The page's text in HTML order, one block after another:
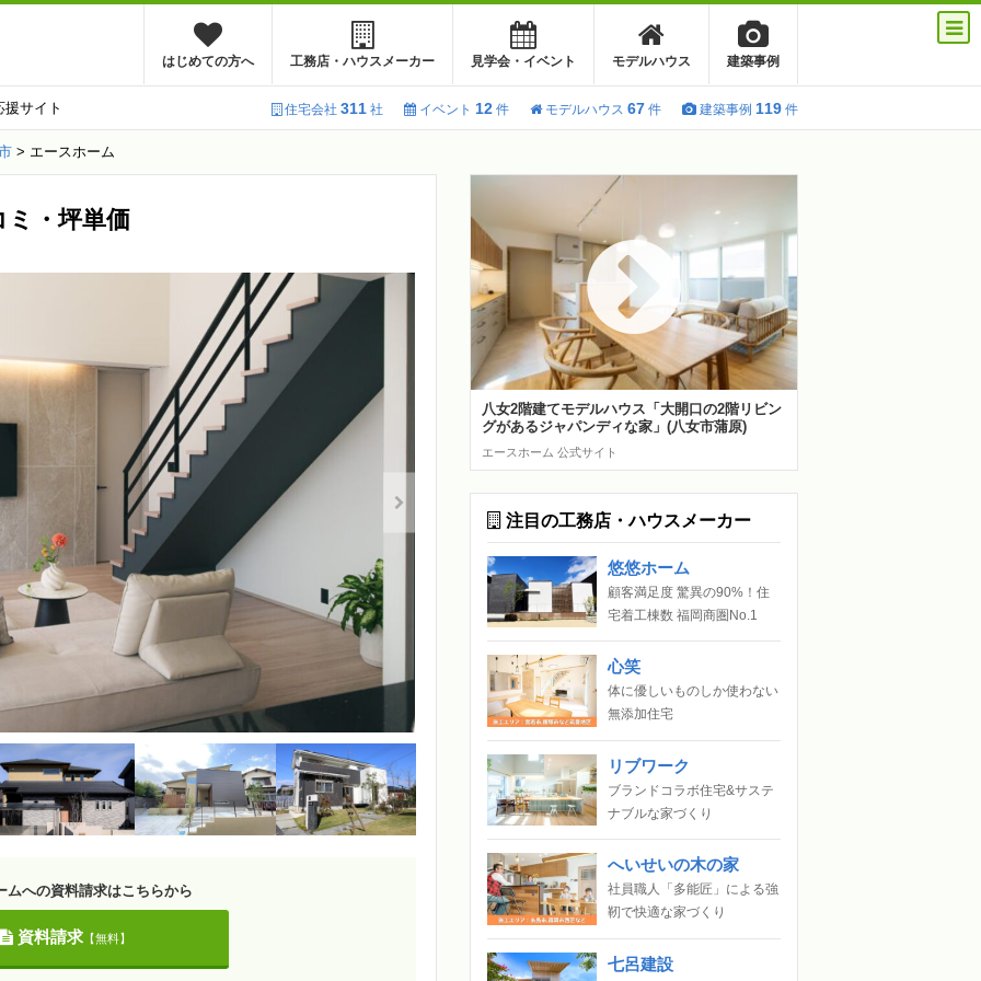
はじめての方へ 工務店・ハウスメーカー 見学会・イベント モデルハウス 建築事例
サイト 住宅会社 311 社 イベント 12 件 モデルハウス 67 件 建築事例 119 件
> エースホーム
ミ・坪単価
ムへの資料請求はこちらから
資料請求【無料】
八女2階建てモデルハウス「大開口の2階リビン
グがあるジャパンディな家」(八女市蒲原)
エースホーム 公式サイト
注目の工務店・ハウスメーカー
悠悠ホーム
顧客満足度 驚異の90%！住
宅着工棟数 福岡商圏No.1
心笑
体に優しいものしか使わない
無添加住宅
リブワーク
ブランドコラボ住宅&サステ
ナブルな家づくり
へいせいの木の家
社員職人「多能匠」による強
靭で快適な家づくり
七呂建設